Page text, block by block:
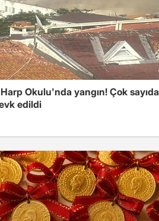
Okulu'nda yangın! Çok sayıda
edildi